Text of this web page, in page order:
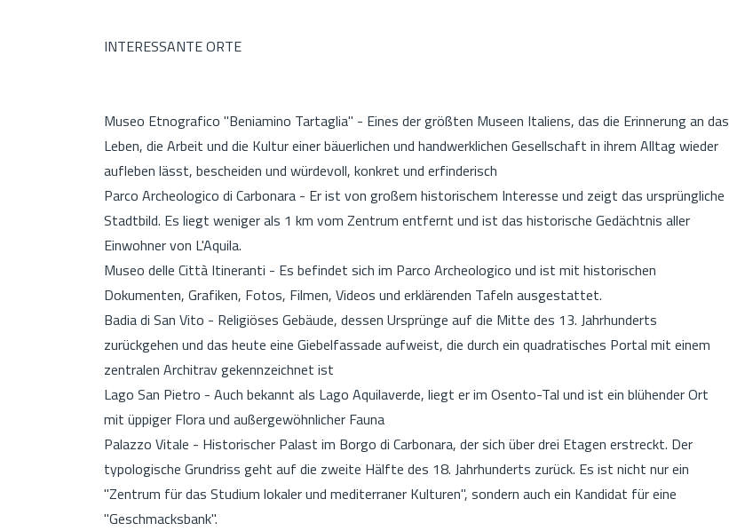
INTERESSANTE ORTE
Museo Etnografico "Beniamino Tartaglia" - Eines der größten Museen Italiens, das die Erinnerung an das
Leben, die Arbeit und die Kultur einer bäuerlichen und handwerklichen Gesellschaft in ihrem Alltag wieder
aufleben lässt, bescheiden und würdevoll, konkret und erfinderisch
Parco Archeologico di Carbonara - Er ist von großem historischem Interesse und zeigt das ursprüngliche
Stadtbild. Es liegt weniger als 1 km vom Zentrum entfernt und ist das historische Gedächtnis aller
Einwohner von L'Aquila.
Museo delle Città Itineranti - Es befindet sich im Parco Archeologico und ist mit historischen
Dokumenten, Grafiken, Fotos, Filmen, Videos und erklärenden Tafeln ausgestattet.
Badia di San Vito - Religiöses Gebäude, dessen Ursprünge auf die Mitte des 13. Jahrhunderts
zurückgehen und das heute eine Giebelfassade aufweist, die durch ein quadratisches Portal mit einem
zentralen Architrav gekennzeichnet ist
Lago San Pietro - Auch bekannt als Lago Aquilaverde, liegt er im Osento-Tal und ist ein blühender Ort
mit üppiger Flora und außergewöhnlicher Fauna
Palazzo Vitale - Historischer Palast im Borgo di Carbonara, der sich über drei Etagen erstreckt. Der
typologische Grundriss geht auf die zweite Hälfte des 18. Jahrhunderts zurück. Es ist nicht nur ein
"Zentrum für das Studium lokaler und mediterraner Kulturen", sondern auch ein Kandidat für eine
"Geschmacksbank".